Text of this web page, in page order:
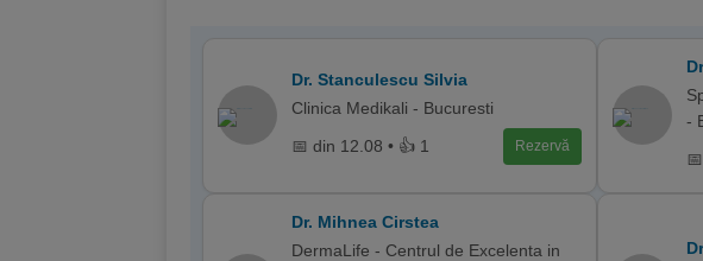
Dr. Stanculescu Silvia
Clinica Medikali - Bucuresti
📅 din 12.08 • 👍 1 Rezervă
-
Dr. Mihnea Cirstea
DermaLife - Centrul de Excelenta in